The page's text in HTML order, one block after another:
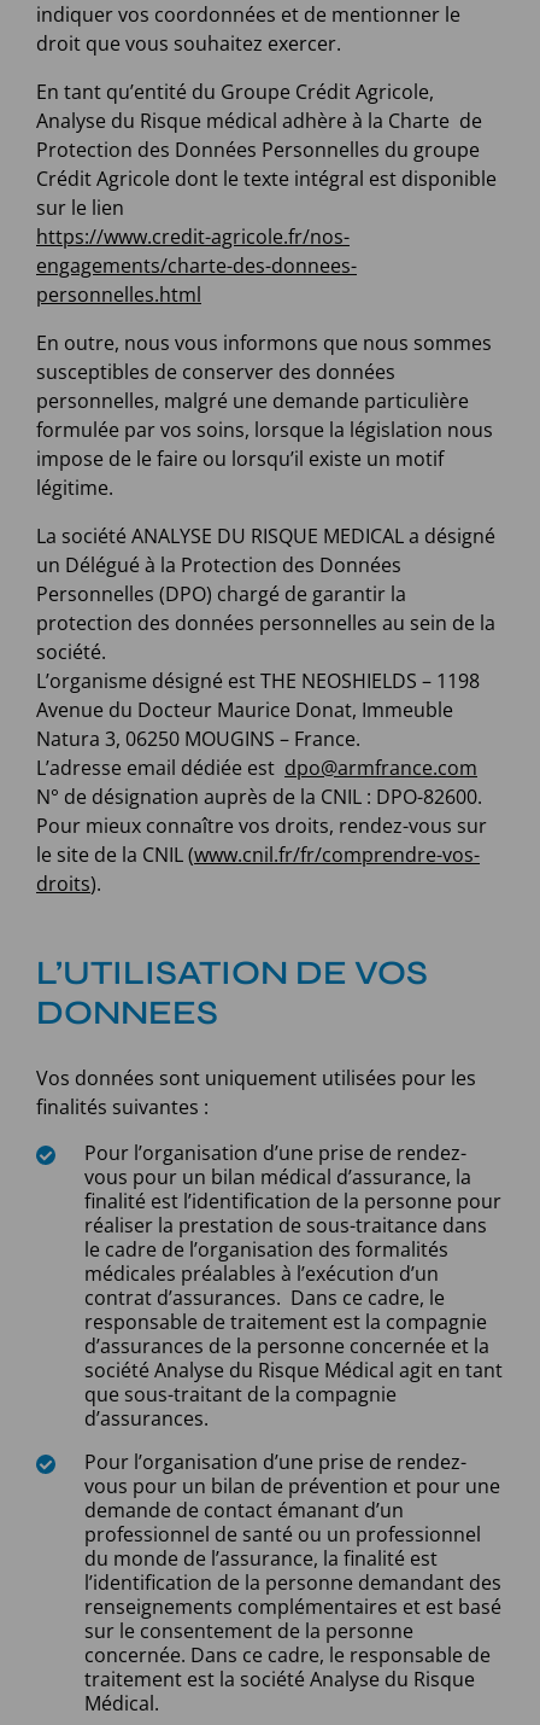
indiquer vos coordonnées et de mentionner le
droit que vous souhaitez exercer.
En tant qu’entité du Groupe Crédit Agricole,
Analyse du Risque médical adhère à la Charte de
Protection des Données Personnelles du groupe
Crédit Agricole dont le texte intégral est disponible
sur le lien
https://www.credit-agricole.fr/nos-
engagements/charte-des-donnees-
personnelles.html
En outre, nous vous informons que nous sommes
susceptibles de conserver des données
personnelles, malgré une demande particulière
formulée par vos soins, lorsque la législation nous
impose de le faire ou lorsqu’il existe un motif
légitime.
La société ANALYSE DU RISQUE MEDICAL a désigné
un Délégué à la Protection des Données
Personnelles (DPO) chargé de garantir la
protection des données personnelles au sein de la
société.
L’organisme désigné est THE NEOSHIELDS – 1198
Avenue du Docteur Maurice Donat, Immeuble
Natura 3, 06250 MOUGINS – France.
L’adresse email dédiée est dpo@armfrance.com
N° de désignation auprès de la CNIL : DPO-82600.
Pour mieux connaître vos droits, rendez-vous sur
le site de la CNIL (www.cnil.fr/fr/comprendre-vos-
droits).
L’UTILISATION DE VOS
DONNEES
Vos données sont uniquement utilisées pour les
finalités suivantes :
Pour l’organisation d’une prise de rendez-
vous pour un bilan médical d’assurance, la
finalité est l’identification de la personne pour
réaliser la prestation de sous-traitance dans
le cadre de l’organisation des formalités
médicales préalables à l’exécution d’un
contrat d’assurances. Dans ce cadre, le
responsable de traitement est la compagnie
d’assurances de la personne concernée et la
société Analyse du Risque Médical agit en tant
que sous-traitant de la compagnie
d’assurances.
Pour l’organisation d’une prise de rendez-
vous pour un bilan de prévention et pour une
demande de contact émanant d’un
professionnel de santé ou un professionnel
du monde de l’assurance, la finalité est
l’identification de la personne demandant des
renseignements complémentaires et est basé
sur le consentement de la personne
concernée. Dans ce cadre, le responsable de
traitement est la société Analyse du Risque
Médical.